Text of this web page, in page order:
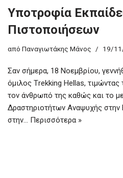
Υποτροφία
Πιστοποιήσεων
από Παναγιωτάκης Μάνος 19/
Σαν σήμερα, 18 Νοεμβρίου,
όμιλος Τrekking Hellas, τιμώντας
τον άνθρωπό της καθώς και το
Δραστηριοτήτων Αναψυχής
στην… Περισσότερα »